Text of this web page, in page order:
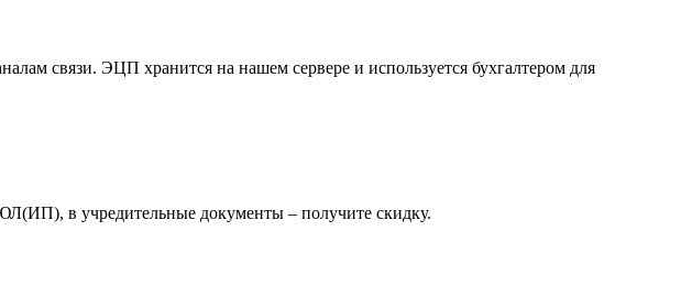
связи. ЭЦП хранится на нашем сервере и используется бухгалтером для
в учредительные документы – получите скидку.